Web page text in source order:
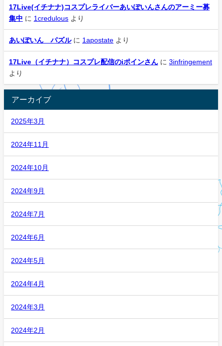
17Live(イチナナ)コスプレライバーあいぽいんさんのアーミー募
集中 に 1credulous より
あいぽいん パズルに 1apostate より
17Live（イチナナ）コスプレ配信のiポインさん に 3infringement
より
アーカイブ
2025年3月
2024年11月
2024年10月
2024年9月
2024年7月
2024年6月
2024年5月
2024年4月
2024年3月
2024年2月